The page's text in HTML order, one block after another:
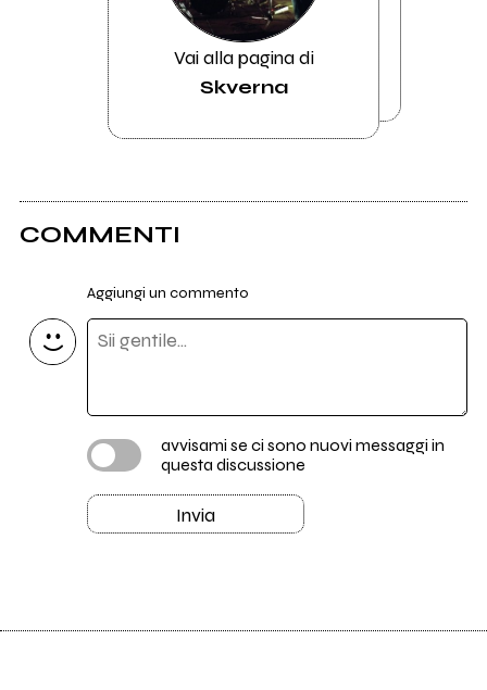
Vai alla pagina di
Skverna
COMMENTI
Aggiungi un commento
avvisami se ci sono nuovi messaggi in
questa discussione
Invia